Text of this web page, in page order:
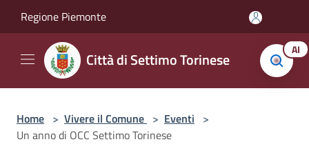
Regione Piemonte
Città di Settimo Torinese AI
Home > Vivere il Comune > Eventi >
Un anno di OCC Settimo Torinese